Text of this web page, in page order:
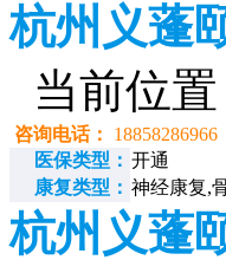
杭州义蓬
当前位置
咨询电话： 18858286966
医保类型： 开通
康复类型： 神经康复,
杭州义蓬